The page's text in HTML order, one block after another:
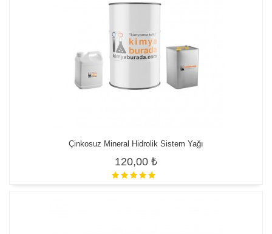
Çinkosuz Mineral Hidrolik Sistem Yağı
120,00 ₺